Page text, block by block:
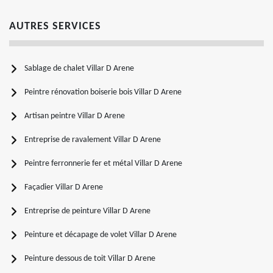
AUTRES SERVICES
Sablage de chalet Villar D Arene
Peintre rénovation boiserie bois Villar D Arene
Artisan peintre Villar D Arene
Entreprise de ravalement Villar D Arene
Peintre ferronnerie fer et métal Villar D Arene
Façadier Villar D Arene
Entreprise de peinture Villar D Arene
Peinture et décapage de volet Villar D Arene
Peinture dessous de toit Villar D Arene